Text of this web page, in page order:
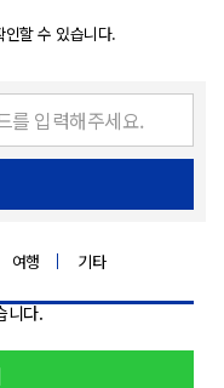
할 수 있습니다.
여행 기타
니다.